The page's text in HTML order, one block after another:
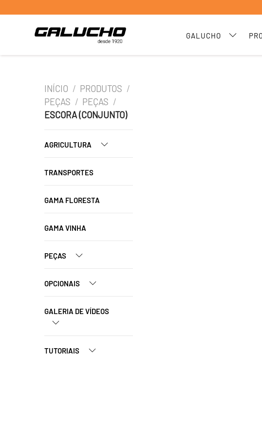
GALUCHO
INÍCIO / PRODUTOS /
PEÇAS / PEÇAS /
ESCORA (CONJUNTO)
AGRICULTURA
TRANSPORTES
GAMA FLORESTA
GAMA VINHA
PEÇAS
OPCIONAIS
GALERIA DE VÍDEOS
TUTORIAIS